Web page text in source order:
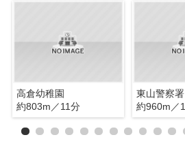
高倉幼稚園
約803m／11分
東山警察
約960m／